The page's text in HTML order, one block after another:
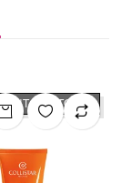
OUT OF STOCK